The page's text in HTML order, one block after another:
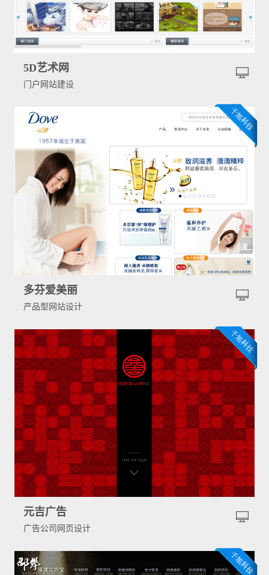
5D艺术网
门户网站建设
多芬爱美丽
产品型网站设计
元吉广告
广告公司网页设计